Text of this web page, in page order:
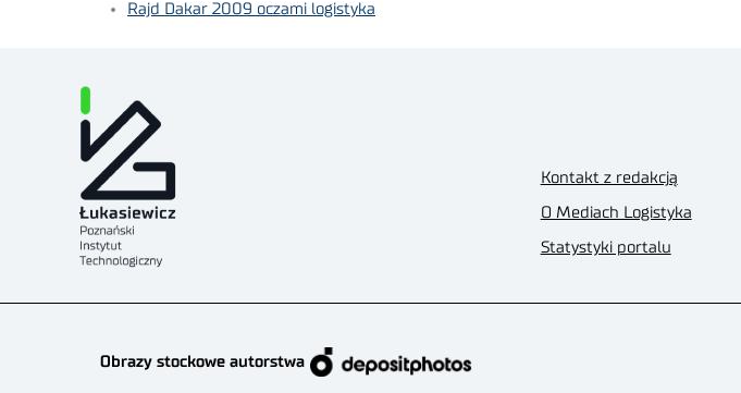
Rajd Dakar 2009 oczami logistyka
Kontakt z redakcją
O Mediach Logistyka
Statystyki portalu
Obrazy stockowe autorstwa